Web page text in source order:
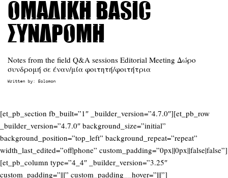
Ομαδική Basic
συνδρομή
Notes from the field Q&A sessions Editorial Meeting Δώρο
συνδρομή σε έναν/μία φοιτητή/φοιτήτρια
Written by: Solomon
[et_pb_section fb_built=”1″ _builder_version=”4.7.0″][et_pb_row
_builder_version=”4.7.0″ background_size=”initial”
background_position=”top_left” background_repeat=”repeat”
width_last_edited=”off|phone” custom_padding=”0px||0px||false|false”]
[et_pb_column type=”4_4″ _builder_version=”3.25″
custom_padding=”|||” custom_padding__hover=”|||”]